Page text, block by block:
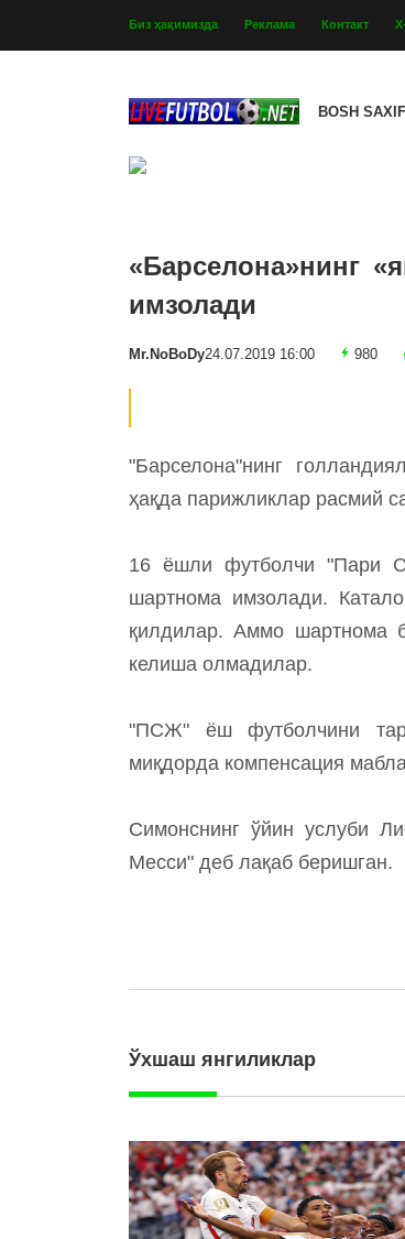
Биз ҳақимизда Реклама Контакт
BOSH
«Барселона»нинг
имзолади
Mr.NoBoDy24.07.2019 16:00 980
"Барселона"нинг
ҳақда парижликлар расмий
16 ёшли футболчи "Пари
шартнома имзолади.
қилдилар. Аммо шартнома
келиша олмадилар.
"ПСЖ" ёш футболчини
миқдорда компенсация
Симонснинг ўйин услуби
Месси" деб лақаб беришган.
Ўхшаш янгиликлар